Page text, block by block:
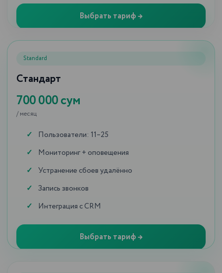
Выбрать тариф →
Standard
Стандарт
700 000 сум
/ месяц
Пользователи: 11–25
Мониторинг + оповещения
Устранение сбоев удалённо
Запись звонков
Интеграция с CRM
Выбрать тариф →
ВидеоблогiCORP
YOUTUBE-КАНАЛ
Рассказываем о бизнесе, автоматизации,
делимся отзывами наших клиентов о